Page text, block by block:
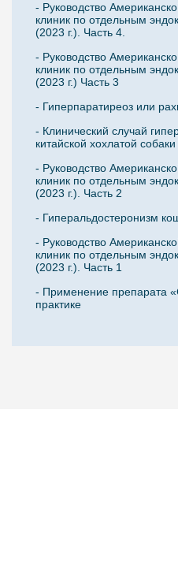
- Руководство
клиник по отдельным
(2023 г.). Часть 4.
- Руководство
клиник по отдельным
(2023 г.) Часть 3
- Гиперпаратиреоз или
- Клинический случай
китайской хохлатой собаки
- Руководство
клиник по отдельным
(2023 г.). Часть 2
- Гиперальдостеронизм
- Руководство
клиник по отдельным
(2023 г.). Часть 1
- Применение препарата
практике